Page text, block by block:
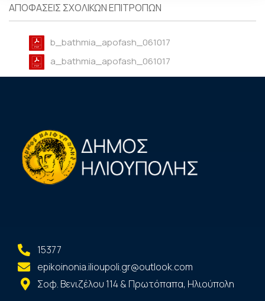
ΑΠΟΦΑΣΕΙΣ ΣΧΟΛΙΚΩΝ ΕΠΙΤΡΟΠΩΝ
b_bathmia_apofash_061017
a_bathmia_apofash_061017
15377
epikoinonia.ilioupoli.gr@outlook.com
Σοφ. Βενιζέλου 114 & Πρωτόπαπα, Ηλιούπολη